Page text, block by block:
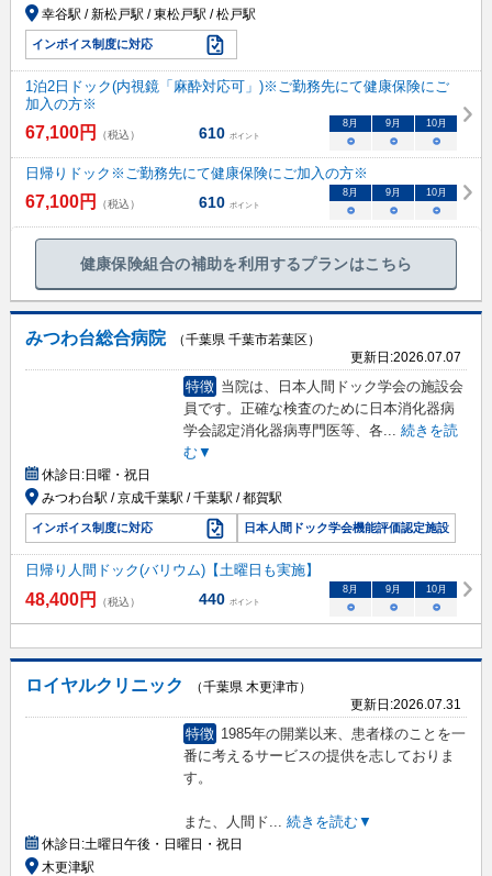
幸谷駅 / 新松戸駅 / 東松戸駅 / 松戸駅
インボイス制度に対応
1泊2日ドック(内視鏡「麻酔対応可」)※ご勤務先にて健康保険にご
加入の方※
67,100円 （税込） 610 ポイント
8 月 9 月 10月
○ ○ ○
日帰りドック※ご勤務先にて健康保険にご加入の方※
67,100円 （税込） 610 ポイント
8 月 9 月 10月
○ ○ ○
健康保険組合の補助を利用するプランはこちら
みつわ台総合病院
（千葉県 千葉市若葉区）
更新日:2026.07.07
特徴 当院は、日本人間ドック学会の施設会
員です。正確な検査のために日本消化器病
学会認定消化器病専門医等、各... 続きを読
む▼
休診日:日曜・祝日
みつわ台駅 / 京成千葉駅 / 千葉駅 / 都賀駅
インボイス制度に対応 日本人間ドック学会機能評価認定施設
日帰り人間ドック(バリウム)【土曜日も実施】
48,400円 （税込） 440 ポイント
8月 9月 10月
○ ○ ○
ロイヤルクリニック
（千葉県 木更津市）
更新日:2026.07.31
特徴 1985年の開業以来、患者様のことを一
番に考えるサービスの提供を志しておりま
す。
また、人間ド 続きを読む▼
休診日:土曜日午後・日曜日・祝日
木更津駅